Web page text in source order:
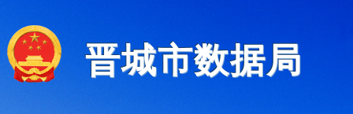
晋城市数据局